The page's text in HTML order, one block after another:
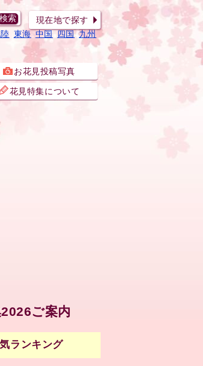
現在地で探す
東海 中国 四国 九州
お花見投稿写真
花見特集について
ご案内
ランキング